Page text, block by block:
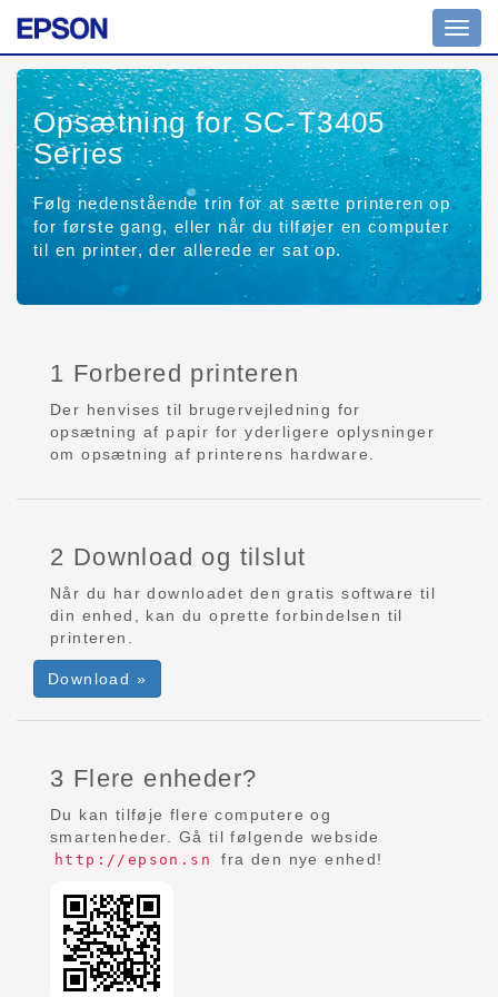
Opsætning for SC-T3405
Series
Følg nedenstående trin for at sætte printeren op
for første gang, eller når du tilføjer en computer
til en printer, der allerede er sat op.
1 Forbered printeren
Der henvises til brugervejledning for
opsætning af papir for yderligere oplysninger
om opsætning af printerens hardware.
2 Download og tilslut
Når du har downloadet den gratis software til
din enhed, kan du oprette forbindelsen til
printeren.
Download »
3 Flere enheder?
Du kan tilføje flere computere og
smartenheder. Gå til følgende webside
http://epson.sn fra den nye enhed!